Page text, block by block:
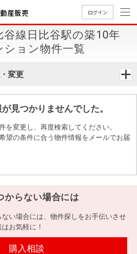
ログイン
築・
一戸
建て
す
却
談
案内（名
案内（関
要
Way
組織図
役員一
本社地
図
採用情報
線日比谷駅の築10年
ション物件一覧
変更
見つかりませんでした。
を変更し、再度検索してください。
望の条件に合う物件情報をメールでお届
からない場合には
い場合には、物件探しをお手伝いさせ
お気軽に！
購入相談